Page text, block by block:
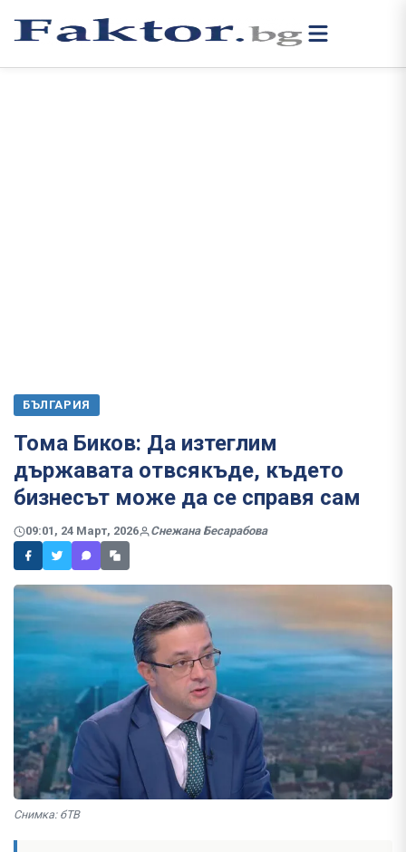
БЪЛГАРИЯ
Тома Биков: Да изтеглим
държавата отвсякъде, където
бизнесът може да се справя сам
09:01, 24 Март, 2026 Снежана Бесарабова
Снимка: бТВ